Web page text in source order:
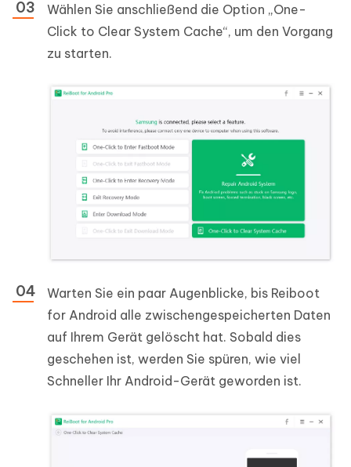
Wählen Sie anschließend die Option „One-
Click to Clear System Cache“, um den Vorgang
zu starten.
Warten Sie ein paar Augenblicke, bis Reiboot
for Android alle zwischengespeicherten Daten
auf Ihrem Gerät gelöscht hat. Sobald dies
geschehen ist, werden Sie spüren, wie viel
Schneller Ihr Android-Gerät geworden ist.